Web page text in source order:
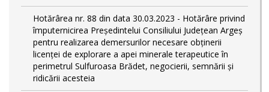
Hotărârea nr. 88 din data 30.03.2023 - Hotărâre privind
împuternicirea Președintelui Consiliului Județean Argeș
pentru realizarea demersurilor necesare obținerii
licenței de explorare a apei minerale terapeutice în
perimetrul Sulfuroasa Brădet, negocierii, semnării și
ridicării acesteia